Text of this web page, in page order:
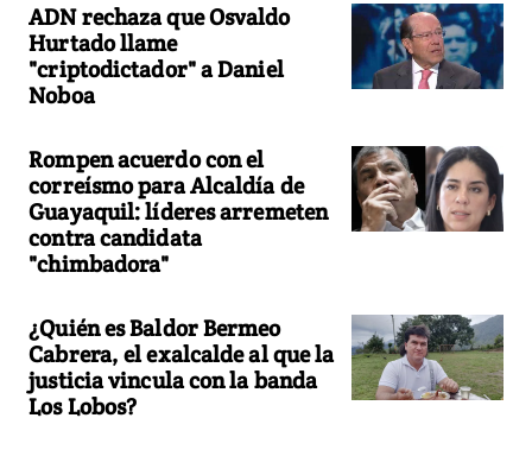
ADN rechaza que Osvaldo
Hurtado llame
"criptodictador" a Daniel
Noboa
Rompen acuerdo con el
correísmo para Alcaldía de
Guayaquil: líderes arremeten
contra candidata
"chimbadora"
¿Quién es Baldor Bermeo
Cabrera, el exalcalde al que la
justicia vincula con la banda
Los Lobos?